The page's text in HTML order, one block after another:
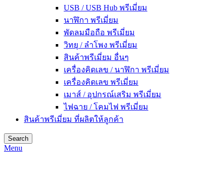
USB / USB Hub พรีเมี่ยม
นาฬิกา พรีเมี่ยม
พัดลมมือถือ พรีเมี่ยม
วิทยุ / ลำโพง พรีเมี่ยม
สินค้าพรีเมี่ยม อื่นๆ
เครื่องคิดเลข / นาฬิกา พรีเมี่ยม
เครื่องคิดเลข พรีเมี่ยม
เมาส์ / อุปกรณ์เสริม พรีเมี่ยม
ไฟฉาย / โคมไฟ พรีเมี่ยม
สินค้าพรีเมี่ยม ที่ผลิตให้ลูกค้า
Search
Menu